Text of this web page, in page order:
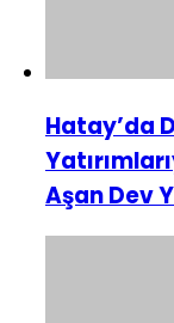
Hatay’da
Aşan Dev